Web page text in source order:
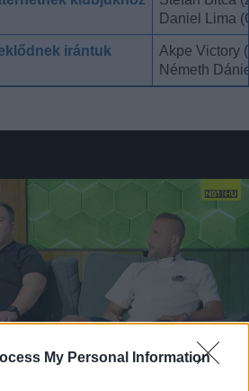
My Personal Information
Daniel Lima
irántuk
Akpe Victory
Németh